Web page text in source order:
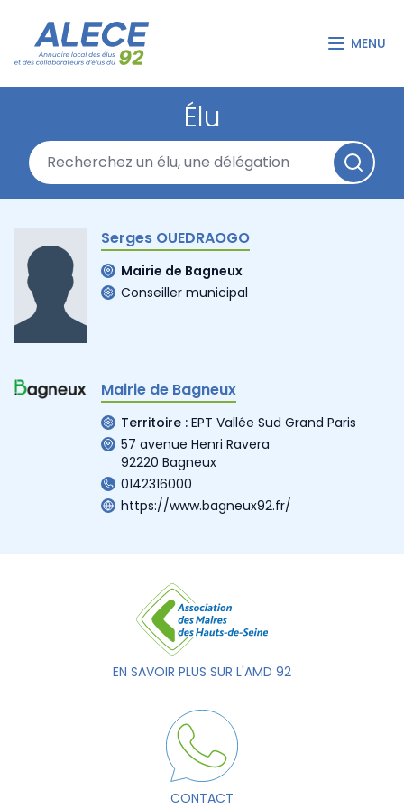
MENU
Élu
Serges OUEDRAOGO
Mairie de Bagneux
Conseiller municipal
Mairie de Bagneux
Territoire : EPT Vallée Sud Grand Paris
57 avenue Henri Ravera
92220 Bagneux
0142316000
https://www.bagneux92.fr/
EN SAVOIR PLUS SUR L'AMD 92
CONTACT